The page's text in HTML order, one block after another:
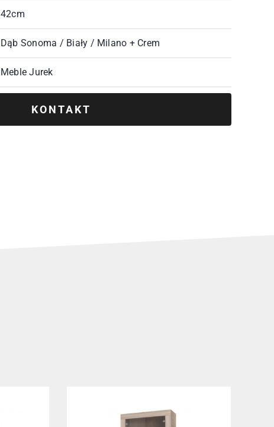
42cm
Dąb Sonoma / Biały / Milano + Crem
Meble Jurek
KONTAKT